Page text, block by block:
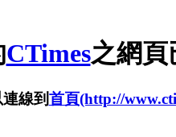
CTimes之網頁
線到首頁(http://